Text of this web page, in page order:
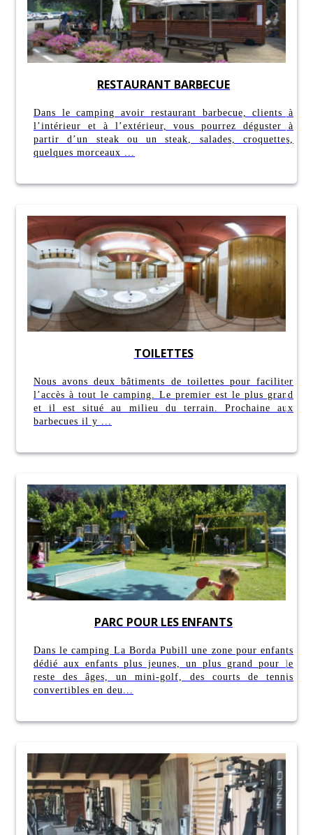
RESTAURANT BARBECUE
Dans le camping avoir restaurant barbecue, clients à
l’intérieur et à l’extérieur, vous pourrez déguster à
partir d’un steak ou un steak, salades, croquettes,
quelques morceaux ...
TOILETTES
Nous avons deux bâtiments de toilettes pour faciliter
l’accès à tout le camping. Le premier est le plus grand
et il est situé au milieu du terrain. Prochaine aux
barbecues il y ...
PARC POUR LES ENFANTS
Dans le camping La Borda Pubill une zone pour enfants
dédié aux enfants plus jeunes, un plus grand pour le
reste des âges, un mini-golf, des courts de tennis
convertibles en deu...